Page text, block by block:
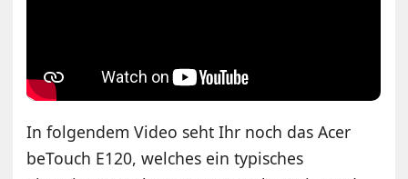
In folgendem Video seht Ihr noch das Acer
beTouch E120, welches ein typisches